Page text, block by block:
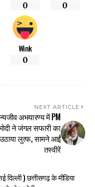
0 0
Wink
0
NEXT ARTICLE
अभयारण्य में PM
ने जंगल सफारी का
उठाया लुत्फ, सामने आईं
तस्वीरें
दिल्ली ) छत्तीसगढ़ के मीडिया